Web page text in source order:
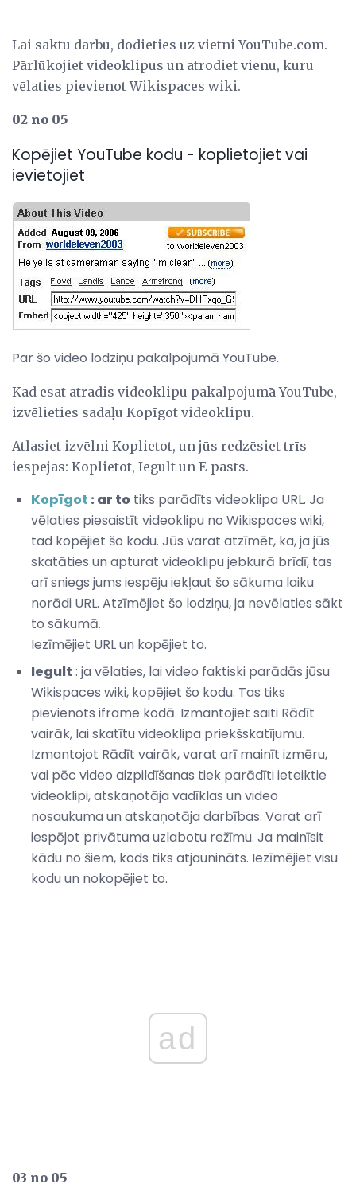
Lai sāktu darbu, dodieties uz vietni YouTube.com.
Pārlūkojiet videoklipus un atrodiet vienu, kuru
vēlaties pievienot Wikispaces wiki.
02 no 05
Kopējiet YouTube kodu - koplietojiet vai
ievietojiet
Par šo video lodziņu pakalpojumā YouTube.
Kad esat atradis videoklipu pakalpojumā YouTube,
izvēlieties sadaļu Kopīgot videoklipu.
Atlasiet izvēlni Koplietot, un jūs redzēsiet trīs
iespējas: Koplietot, Iegult un E-pasts.
Kopīgot : ar to tiks parādīts videoklipa URL. Ja
vēlaties piesaistīt videoklipu no Wikispaces wiki,
tad kopējiet šo kodu. Jūs varat atzīmēt, ka, ja jūs
skatāties un apturat videoklipu jebkurā brīdī, tas
arī sniegs jums iespēju iekļaut šo sākuma laiku
norādi URL. Atzīmējiet šo lodziņu, ja nevēlaties sākt
to sākumā.
Iezīmējiet URL un kopējiet to.
Iegult : ja vēlaties, lai video faktiski parādās jūsu
Wikispaces wiki, kopējiet šo kodu. Tas tiks
pievienots iframe kodā. Izmantojiet saiti Rādīt
vairāk, lai skatītu videoklipa priekšskatījumu.
Izmantojot Rādīt vairāk, varat arī mainīt izmēru,
vai pēc video aizpildīšanas tiek parādīti ieteiktie
videoklipi, atskaņotāja vadīklas un video
nosaukuma un atskaņotāja darbības. Varat arī
iespējot privātuma uzlabotu režīmu. Ja mainīsit
kādu no šiem, kods tiks atjaunināts. Iezīmējiet visu
kodu un nokopējiet to.
ad
03 no 05